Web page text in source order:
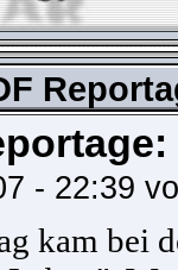
- 22:39
kam bei